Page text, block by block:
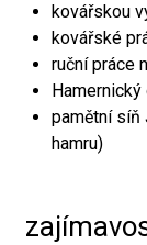
kovářskou
kovářské
ruční práce
Hamernický
pamětní síň
hamru)